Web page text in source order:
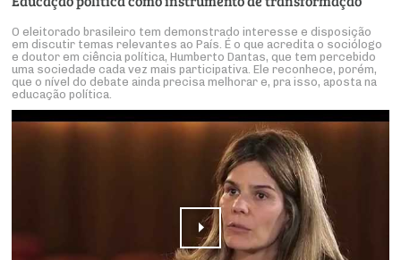
O eleitorado brasileiro tem demonstrado interesse e disposição
em discutir temas relevantes ao País. É o que acredita o sociólogo
e doutor em ciência política, Humberto Dantas, que tem percebido
uma sociedade cada vez mais participativa. Ele reconhece, porém,
que o nível do debate ainda precisa melhorar e, pra isso, aposta na
educação política.